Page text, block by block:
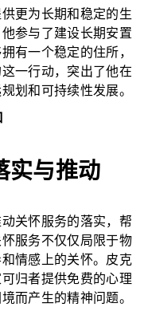
更为长期和稳定的生
参与了建设长期安置
有一个稳定的住所，
一行动，突出了他在
划和可持续性发展。
实与推动
关怀服务的落实，帮
服务不仅仅局限于物
情感上的关怀。皮克
归者提供免费的心理
而产生的精神问题。